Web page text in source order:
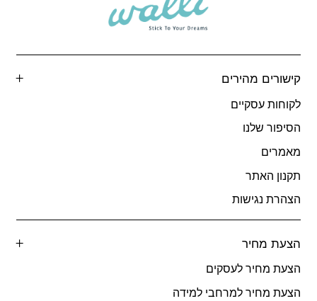
קישורים מהירים
לקוחות עסקיים
הסיפור שלנו
מאמרים
תקנון האתר
הצהרת נגישות
הצעת מחיר
הצעת מחיר לעסקים
הצעת מחיר למרחבי למידה